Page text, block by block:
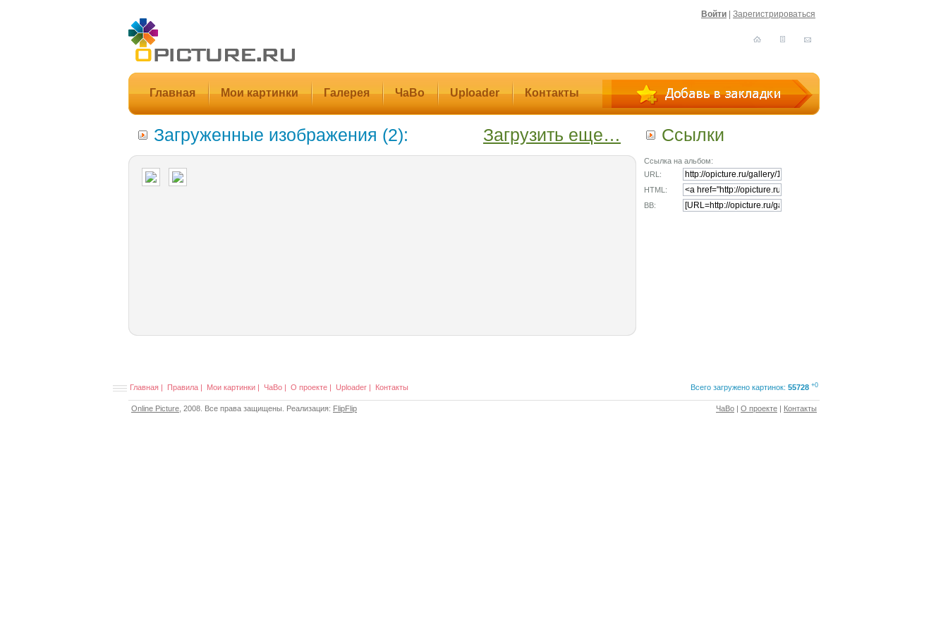
Войти Зарегистрироваться
Главная Мои картинки Галерея ЧаВо Uploader Контакты
Загрузить еще…
Загруженные изображения (2): Ссылки
Ссылка на альбом:
URL:
HTML:
BB:
Всего загружено картинок: 55728 +0
Главная | Правила | Мои картинки | ЧаВо | О проекте | Uploader | Контакты
ЧаВо | О проекте | Контакты
Online Picture , 2008. Все права защищены. Реализация: FlipFlip